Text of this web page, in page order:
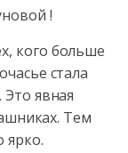
!
кого больше
стала
Это явная
Тем
ярко.